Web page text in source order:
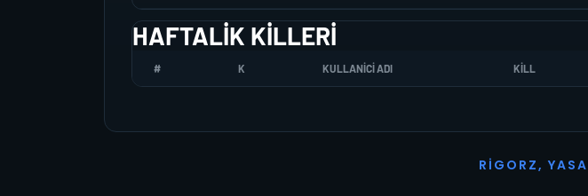
HAFTALIK KILLERI
# K KULLANICI ADI KILL
R I G O R Z, YASA